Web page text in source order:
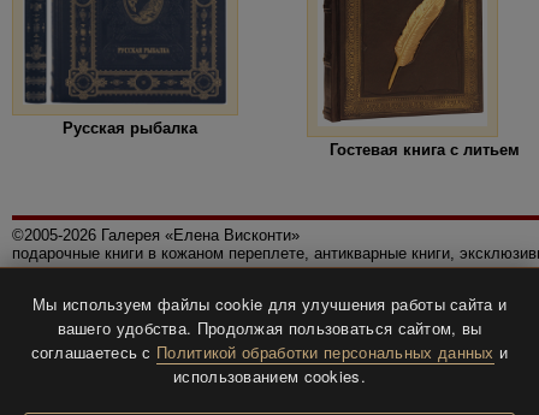
Русская рыбалка
Гостевая книга с литьем
©2005-2026 Галерея «Елена Висконти»
подарочные книги в кожаном переплете, антикварные книги,
Политика конфиденциальности
Все права защищены.
Разработка и дизайнBTV-info.
Мы используем файлы cookie для улучшения работы сайта и
вашего удобства. Продолжая пользоваться сайтом, вы
соглашаетесь с Политикой обработки персональных данных и
использованием cookies.